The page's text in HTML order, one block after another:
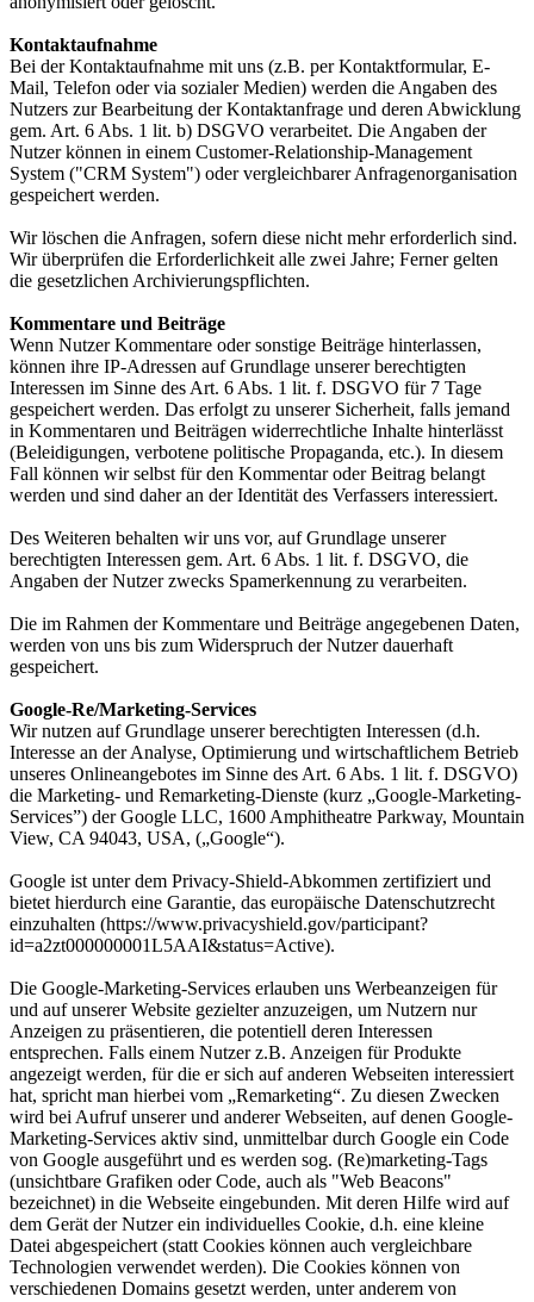
Kontaktaufnahme
Bei der Kontaktaufnahme mit uns (z.B. per Kontaktformular, E-
Mail, Telefon oder via sozialer Medien) werden die Angaben des
Nutzers zur Bearbeitung der Kontaktanfrage und deren Abwicklung
gem. Art. 6 Abs. 1 lit. b) DSGVO verarbeitet. Die Angaben der
Nutzer können in einem Customer-Relationship-Management
System ("CRM System") oder vergleichbarer Anfragenorganisation
gespeichert werden.
Wir löschen die Anfragen, sofern diese nicht mehr erforderlich sind.
Wir überprüfen die Erforderlichkeit alle zwei Jahre; Ferner gelten
die gesetzlichen Archivierungspflichten.
Kommentare und Beiträge
Wenn Nutzer Kommentare oder sonstige Beiträge hinterlassen,
können ihre IP-Adressen auf Grundlage unserer berechtigten
Interessen im Sinne des Art. 6 Abs. 1 lit. f. DSGVO für 7 Tage
gespeichert werden. Das erfolgt zu unserer Sicherheit, falls jemand
in Kommentaren und Beiträgen widerrechtliche Inhalte hinterlässt
(Beleidigungen, verbotene politische Propaganda, etc.). In diesem
Fall können wir selbst für den Kommentar oder Beitrag belangt
werden und sind daher an der Identität des Verfassers interessiert.
Des Weiteren behalten wir uns vor, auf Grundlage unserer
berechtigten Interessen gem. Art. 6 Abs. 1 lit. f. DSGVO, die
Angaben der Nutzer zwecks Spamerkennung zu verarbeiten.
Die im Rahmen der Kommentare und Beiträge angegebenen Daten,
werden von uns bis zum Widerspruch der Nutzer dauerhaft
gespeichert.
Google-Re/Marketing-Services
Wir nutzen auf Grundlage unserer berechtigten Interessen (d.h.
Interesse an der Analyse, Optimierung und wirtschaftlichem Betrieb
unseres Onlineangebotes im Sinne des Art. 6 Abs. 1 lit. f. DSGVO)
die Marketing- und Remarketing-Dienste (kurz „Google-Marketing-
Services”) der Google LLC, 1600 Amphitheatre Parkway, Mountain
View, CA 94043, USA, („Google“).
Google ist unter dem Privacy-Shield-Abkommen zertifiziert und
bietet hierdurch eine Garantie, das europäische Datenschutzrecht
einzuhalten (https://www.privacyshield.gov/participant?
id=a2zt000000001L5AAI&status=Active).
Die Google-Marketing-Services erlauben uns Werbeanzeigen für
und auf unserer Website gezielter anzuzeigen, um Nutzern nur
Anzeigen zu präsentieren, die potentiell deren Interessen
entsprechen. Falls einem Nutzer z.B. Anzeigen für Produkte
angezeigt werden, für die er sich auf anderen Webseiten interessiert
hat, spricht man hierbei vom „Remarketing“. Zu diesen Zwecken
wird bei Aufruf unserer und anderer Webseiten, auf denen Google-
Marketing-Services aktiv sind, unmittelbar durch Google ein Code
von Google ausgeführt und es werden sog. (Re)marketing-Tags
(unsichtbare Grafiken oder Code, auch als "Web Beacons"
bezeichnet) in die Webseite eingebunden. Mit deren Hilfe wird auf
dem Gerät der Nutzer ein individuelles Cookie, d.h. eine kleine
Datei abgespeichert (statt Cookies können auch vergleichbare
Technologien verwendet werden). Die Cookies können von
verschiedenen Domains gesetzt werden, unter anderem von